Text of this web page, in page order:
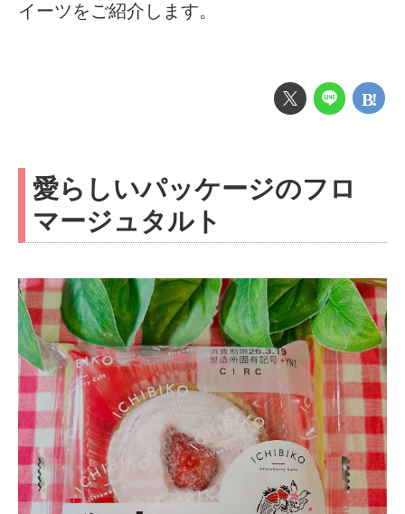
イーツをご紹介します。
愛らしいパッケージのフロ
マージュタルト